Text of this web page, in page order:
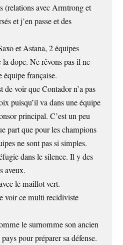
(relations avec Armtrong et
et j’en passe et des
et Astana, 2 équipes
la dope. Ne rêvons pas il ne
équipe française.
de voir que Contador n’a pas
puisqu’il va dans une équipe
principal. C’est un peu
part que pour les champions
ne sont pas si simples.
dans le silence. Il y des
aveux.
le maillot vert.
voir ce multi recidiviste
le surnomme son ancien
pour préparer sa défense.